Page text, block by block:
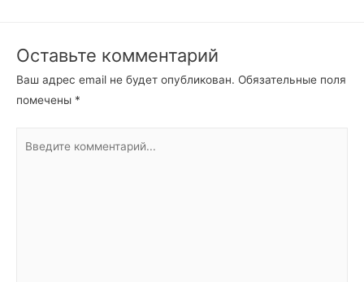
Оставьте комментарий
Ваш адрес email не будет опубликован. Обязательные поля
помечены *